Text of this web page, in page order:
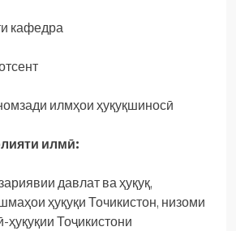
кафедра
илмҳои ҳуқуқшиносӣ
илмӣ:
давлат ва ҳуқуқ,
ҳуқуқи Точикистон, низоми
Тоҷикистони